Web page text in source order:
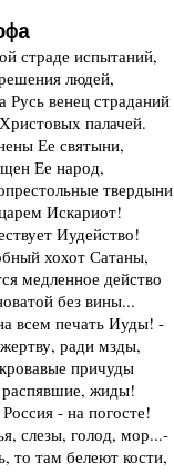
страде испытаний,
людей,
Русь венец страданий
палачей.
Ее святыни,
Ее народ,
твердыни
Искариот!
Иудейство!
хохот Сатаны,
медленное действо
без вины...
всем печать Иуды! -
ради мзды,
причуды
жиды!
- на погосте!
слезы, голод, мор...-
то там белеют кости,